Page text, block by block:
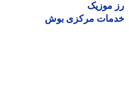
موزیک
مرکزی بوش